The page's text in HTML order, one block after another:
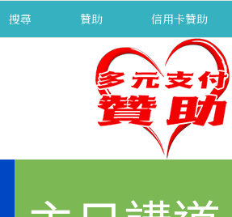
搜尋 贊助 信用卡贊助